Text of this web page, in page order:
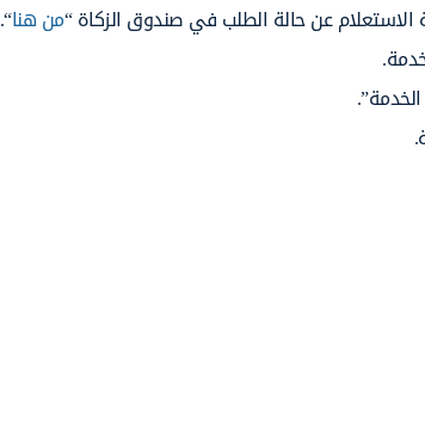
عن حالة الطلب في صندوق الزكاة “من هنا“.